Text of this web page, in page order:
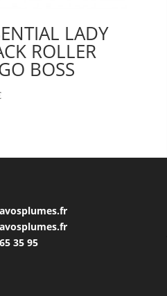
LADY
ROLLER
BOSS
35 95